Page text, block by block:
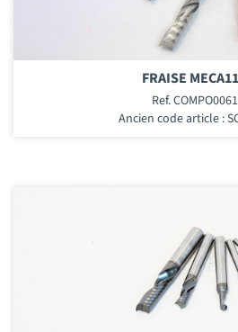
FRAISE
Ref.
Ancien code article :